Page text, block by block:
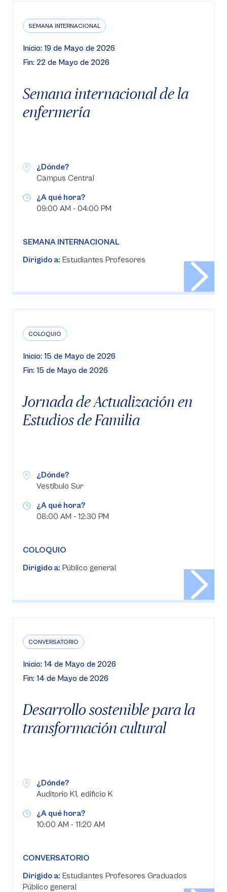
SEMANA INTERNACIONAL
Inicio: 19 de Mayo de 2026
Fin: 22 de Mayo de 2026
Semana internacional de la
enfermería
¿Dónde?
Campus Central
¿A qué hora?
09:00 AM - 04:00 PM
SEMANA INTERNACIONAL
Dirigido a: Estudiantes Profesores
COLOQUIO
Inicio: 15 de Mayo de 2026
Fin: 15 de Mayo de 2026
Jornada de Actualización en
Estudios de Familia
¿Dónde?
Vestíbulo Sur
¿A qué hora?
08:00 AM - 12:30 PM
COLOQUIO
Dirigido a: Público general
CONVERSATORIO
Inicio: 14 de Mayo de 2026
Fin: 14 de Mayo de 2026
Desarrollo sostenible para la
transformación cultural
¿Dónde?
Auditorio K1, edificio K
¿A qué hora?
10:00 AM - 11:20 AM
CONVERSATORIO
Dirigido a: Estudiantes Profesores Graduados
Público general